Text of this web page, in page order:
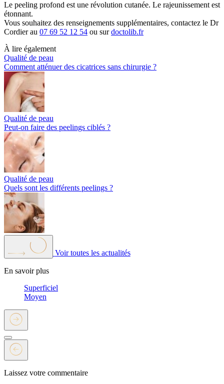
Le peeling profond est une révolution cutanée. Le rajeunissement est
étonnant.
Vous souhaitez des renseignements supplémentaires, contactez le Dr
Cordier au 07 69 52 12 54 ou surdoctolib.fr
À lire également
Qualité de peau
Comment atténuer des cicatrices sans chirurgie ?
Qualité de peau
Peut-on faire des peelings ciblés ?
Qualité de peau
Quels sont les différents peelings ?
Voir toutes les actualités
En savoir plus
Superficiel
Moyen
Laissez votre commentaire